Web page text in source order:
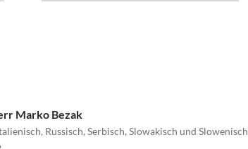
Marko Bezak
Russisch, Serbisch, Slowakisch und Slowenisch